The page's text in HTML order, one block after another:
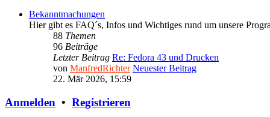
Bekanntmachungen
Hier gibt es FAQ´s, Infos und Wichtiges rund um unsere
88 Themen
96 Beiträge
Letzter Beitrag Re: Fedora 43 und Drucken
von ManfredRichter Neuester Beitrag
22. Mär 2026, 15:59
Anmelden • Registrieren